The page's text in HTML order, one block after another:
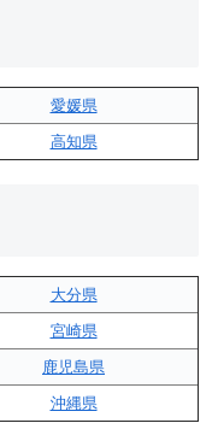
愛媛県
高知県
大分県
宮崎県
鹿児島県
沖縄県